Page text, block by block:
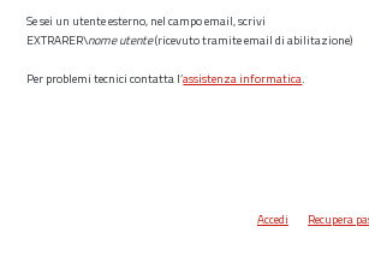
Se sei un utente esterno, nel campo email, scrivi
EXTRARER\nome utente(ricevuto tramite email di abilitazione)
Per problemi tecnici contatta l’assistenza informatica.
Accedi Recupera